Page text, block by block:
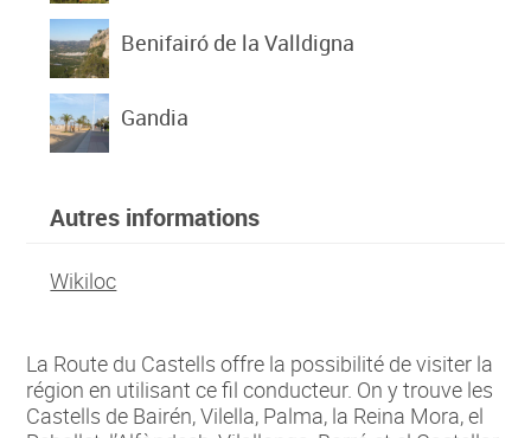
Benifairó de la Valldigna
Gandia
Autres informations
Wikiloc
La Route du Castells offre la possibilité de visiter la
région en utilisant ce fil conducteur. On y trouve les
Castells de Bairén, Vilella, Palma, la Reina Mora, el